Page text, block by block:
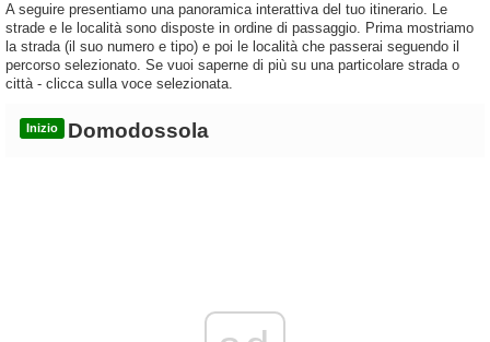
A seguire presentiamo una panoramica interattiva del tuo itinerario. Le
strade e le località sono disposte in ordine di passaggio. Prima mostriamo
la strada (il suo numero e tipo) e poi le località che passerai seguendo il
percorso selezionato. Se vuoi saperne di più su una particolare strada o
città - clicca sulla voce selezionata.
Inizio Domodossola